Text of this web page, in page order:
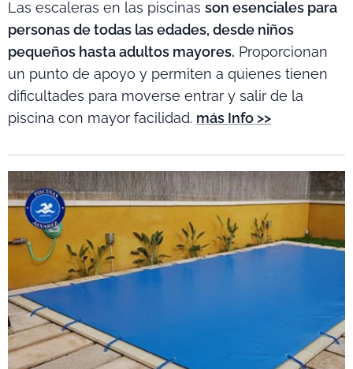
Las escaleras en las piscinas son esenciales para
personas de todas las edades, desde niños
pequeños hasta adultos mayores. Proporcionan
un punto de apoyo y permiten a quienes tienen
dificultades para moverse entrar y salir de la
piscina con mayor facilidad. más Info >>